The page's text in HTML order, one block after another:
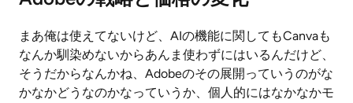
まあ俺は使えてないけど、AIの機能に関してもCanvaも
なんか馴染めないからあんま使わずにはいるんだけど、
そうだからなんかね、Adobeのその展開っていうのがな
かなかどうなのかなっていうか、個人的にはなかなかモ